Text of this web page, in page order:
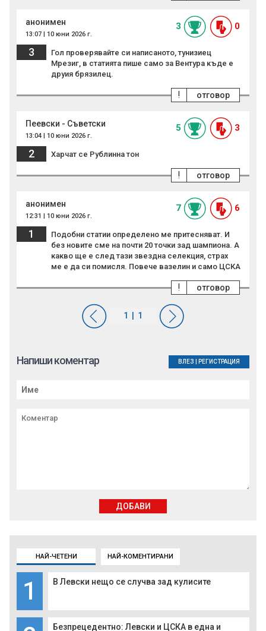
НАЙ-ЧЕТЕНИ НАЙ-КОМЕНТИРАНИ
1 В Левски нещо се случва зад кулисите
Безпрецедентно: Левски и ЦСКА в една и
анонимен
13:07 | 10 юни 2026 г.
3 0
3
Гол проверявайте си написаното, тунизиец
Мрезиг, в статията пише само за Вентура къде е
друия брязилец.
отговор
!
Пеевски - Съветски
13:04 | 10 юни 2026 г.
5 3
2 Харчат се Рублинна тон
отговор
!
анонимен
12:31 | 10 юни 2026 г.
7 6
1
Подобни статии определено ме притесняват. И
без новите сме на почти 20 точки зад шампиона. А
какво ще е след тази звездна селекция, страх
ме е да си помисля. Повече вазелин и само ЦСКА
отговор
!
Напиши коментар ВЛЕЗ РЕГИСТРАЦИЯ
ДОБАВИ